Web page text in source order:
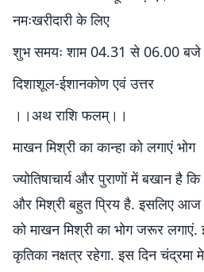
नमःखरीदारी के लिए
शुभ समयः शाम 04.31 से 06.00
दिशाशूल-ईशानकोण एवं उत्तर
।।अथ राशि फलम्।।
माखन मिश्री का कान्हा को लगाएं भोग
ज्योतिषाचार्य और पुराणों में बखान है
और मिश्री बहुत प्रिय है. इसलिए आज
को माखन मिश्री का भोग जरूर लगाएं.
कृतिका नक्षत्र रहेगा. इस दिन चंद्रमा